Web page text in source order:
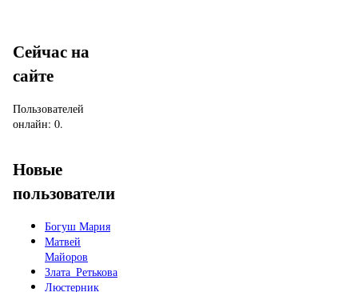
Сейчас на
сайте
Пользователей
онлайн: 0.
Новые
пользователи
Богуш Мария
Матвей
Майоров
Злата_Ретькова
Люстерник